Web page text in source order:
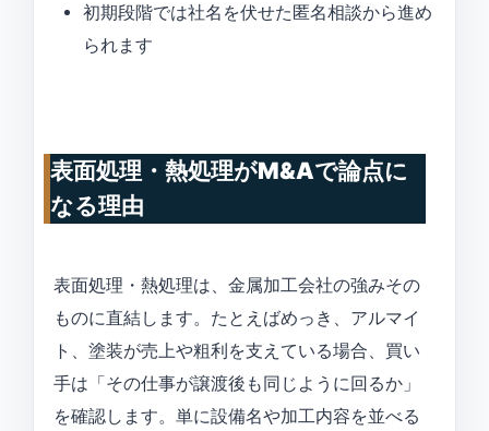
初期段階では社名を伏せた匿名相談から進め
られます
表面処理・熱処理がM&Aで論点に
なる理由
表面処理・熱処理は、金属加工会社の強みその
ものに直結します。たとえばめっき、アルマイ
ト、塗装が売上や粗利を支えている場合、買い
手は「その仕事が譲渡後も同じように回るか」
を確認します。単に設備名や加工内容を並べる